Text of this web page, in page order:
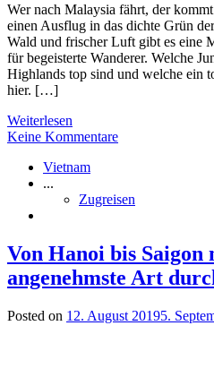
Wer nach Malaysia fährt, der
einen Ausflug in das dichte Grün
Wald und frischer Luft gibt es eine
für begeisterte Wanderer. Welche
Highlands top sind und welche ein
hier. […]
Weiterlesen
Keine Kommentare
Vietnam
...
Zugreisen
Von Hanoi bis Saigon
angenehmste Art
Posted on 12. August 20195.